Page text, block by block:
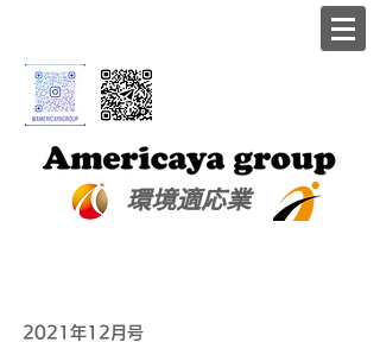
​環境適応業
2021年12月号